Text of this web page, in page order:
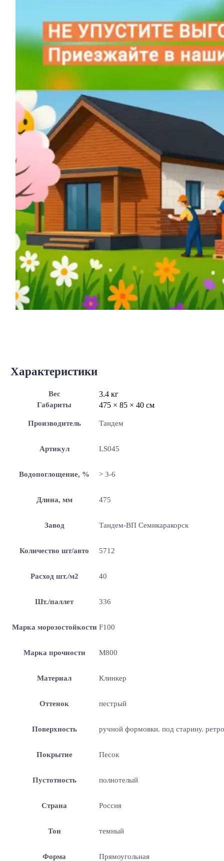
Характеристики
Вес 3.4 кг
Габариты 475 × 85 × 40 см
Производитель Тандем
Артикул LS045
Водопоглощение, % > 3-6
Длина, мм 475
Завод Тандем-ВП Семикаракорск
Количество шт/авто 5712
Расход шт./м2 40
Шт./паллет 336
Марка морозостойкости F100
Марка прочности М800
Материал Клинкер
Оттенок пестрый
Поверхность ручной формовки. под старину. ретро
Покрытие Песок
Пустотность полнотелый
Страна Россия
Тон темный
Форма Прямоугольная